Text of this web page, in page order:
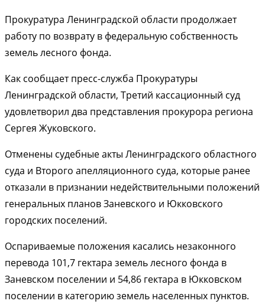
Прокуратура Ленинградской области продолжает
работу по возврату в федеральную собственность
земель лесного фонда.
Как сообщает пресс-служба Прокуратуры
Ленинградской области, Третий кассационный суд
удовлетворил два представления прокурора региона
Сергея Жуковского.
Отменены судебные акты Ленинградского областного
суда и Второго апелляционного суда, которые ранее
отказали в признании недействительными положений
генеральных планов Заневского и Юкковского
городских поселений.
Оспариваемые положения касались незаконного
перевода 101,7 гектара земель лесного фонда в
Заневском поселении и 54,86 гектара в Юкковском
поселении в категорию земель населенных пунктов.